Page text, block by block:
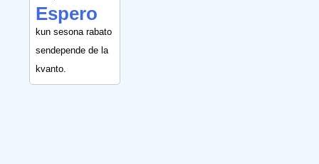
Espero
kun sesona rabato
sendepende de la
kvanto.